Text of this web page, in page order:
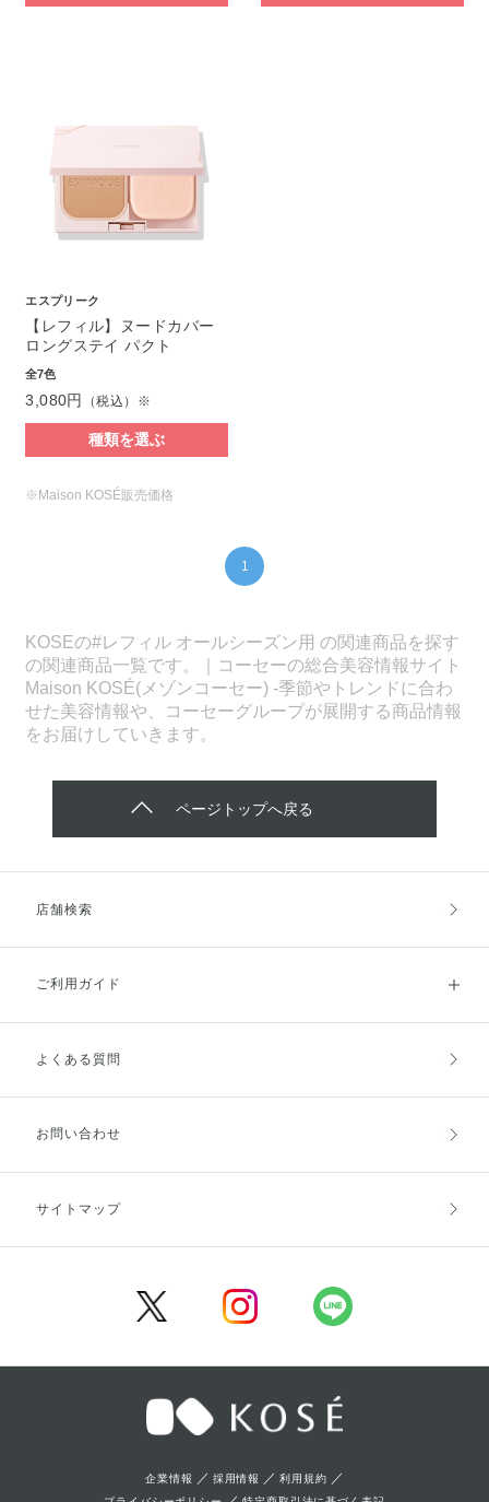
エスプリーク
【レフィル】ヌードカバー
ロングステイ パクト
全7色
3,080円 （税込）※
種類を選ぶ
※Maison KOSÉ販売価格
1
KOSEの#レフィル オールシーズン用 の関連商品を探す
の関連商品一覧です。｜コーセーの総合美容情報サイト
Maison KOSÉ(メゾンコーセー) -季節やトレンドに合わ
せた美容情報や、コーセーグループが展開する商品情報
をお届けしていきます。
ページトップへ戻る
店舗検索
ご利用ガイド
ご利用ガイドトップ
お支払方法
キャンセル・返品・交換
よくある質問
お問い合わせ
サイトマップ
企業情報 ／ 採用情報 ／利用規約 ／